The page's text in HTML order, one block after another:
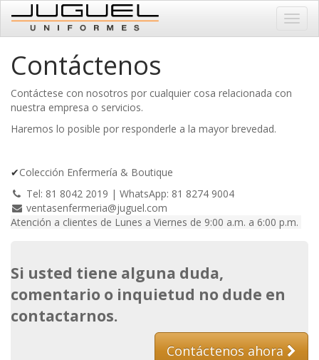
Menú
de
Contáctenos
Contáctese con nosotros por cualquier cosa relacionada con
nuestra empresa o servicios.
Haremos lo posible por responderle a la mayor brevedad.
✔Colección Enfermería & Boutique
Tel: 81 8042 2019 | WhatsApp: 81 8274 9004
ventasenfermeria@juguel.com
Atención a clientes de Lunes a Viernes de 9:00 a.m. a 6:00 p.m.
Si usted tiene alguna duda,
comentario o inquietud no dude en
contactarnos.
Contáctenos ahora